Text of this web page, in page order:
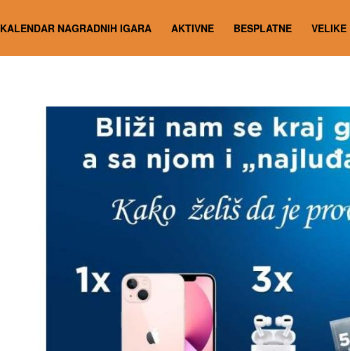
KALENDAR NAGRADNIH IGARA AKTIVNE BESPLATNE VELIKE